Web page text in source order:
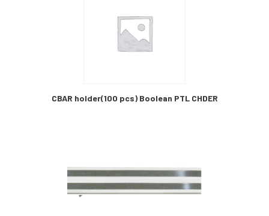
CBAR holder(100 pcs) Boolean PTL CHDER